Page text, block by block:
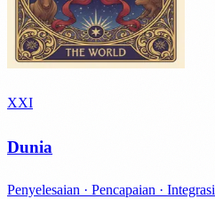
XXI
Dunia
Penyelesaian · Pencapaian · Integrasi